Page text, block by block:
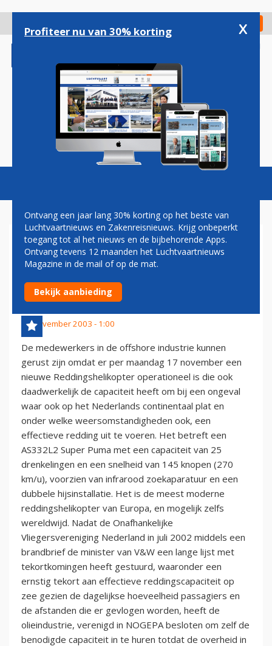
gaan
Check in
Magazine Podcasts Vacatures
NIEUWE MODERNE
REDDINGSHELIKOPTER VOOR
OFFSHORE INDUSTRIE
18 november 2003 - 1:00
De medewerkers in de offshore industrie kunnen
gerust zijn omdat er per maandag 17 november een
nieuwe Reddingshelikopter operationeel is die ook
daadwerkelijk de capaciteit heeft om bij een ongeval
waar ook op het Nederlands continentaal plat en
onder welke weersomstandigheden ook, een
effectieve redding uit te voeren. Het betreft een
AS332L2 Super Puma met een capaciteit van 25
drenkelingen en een snelheid van 145 knopen (270
km/u), voorzien van infrarood zoekaparatuur en een
dubbele hijsinstallatie. Het is de meest moderne
reddingshelikopter van Europa, en mogelijk zelfs
wereldwijd. Nadat de Onafhankelijke
Vliegersvereniging Nederland in juli 2002 middels een
brandbrief de minister van V&W een lange lijst met
tekortkomingen heeft gestuurd, waaronder een
ernstig tekort aan effectieve reddingscapaciteit op
zee gezien de dagelijkse hoeveelheid passagiers en
de afstanden die er gevlogen worden, heeft de
olieindustrie, verenigd in NOGEPA besloten om zelf de
benodigde capaciteit in te huren totdat de overheid in
Profiteer nu van 30% korting x
Ontvang een jaar lang 30% korting op het beste van
Luchtvaartnieuws en Zakenreisnieuws. Krijg onbeperkt
toegang tot al het nieuws en de bijbehorende Apps.
Ontvang tevens 12 maanden het Luchtvaartnieuws
Magazine in de mail of op de mat.
Bekijk aanbieding